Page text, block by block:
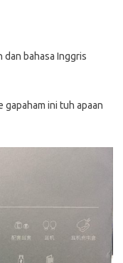
dan bahasa Inggris
gapaham ini tuh apaan